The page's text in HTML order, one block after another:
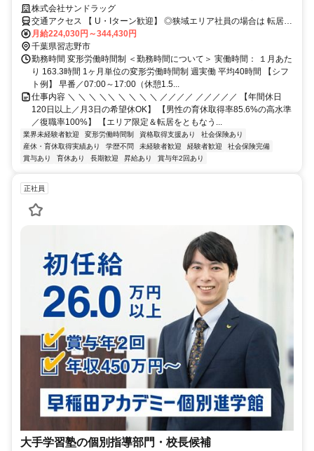
マなし／年収例32歳SV816万円／販促企画～商品管理など店舗運営がメ
インの仕事
株式会社サンドラッグ
交通アクセス 【 U・Iターン歓迎】 ◎狭域エリア社員の場合は 転居を
伴う転勤はありません。 ◎マイカー通勤OK
月給224,030円～344,430円
千葉県習志野市
勤務時間 変形労働時間制 ＜勤務時間について＞ 実働時間： １月あた
り 163.3時間 1ヶ月単位の変形労働時間制 週実働 平均40時間 【シフ
ト例】 早番／07:00～17:00（休憩1.5...
仕事内容 ＼ ＼ ＼ ＼＼ ＼ ＼ ＼ ＼ ／／／／ ／／／／／ 【年間休日
120日以上／月3日の希望休OK】 【男性の育休取得率85.6%の高水準
／復職率100%】 【エリア限定＆転居をともなう...
業界未経験者歓迎 変形労働時間制 資格取得支援あり
社会保険あり
産休・育休取得実績あり
学歴不問 未経験者歓迎 経験者歓迎
社会保険完備
賞与あり
育休あり 長期歓迎 昇給あり 賞与年2回あり
正社員
大手学習塾の個別指導部門・校長候補